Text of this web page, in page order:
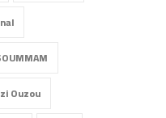
Ouzou